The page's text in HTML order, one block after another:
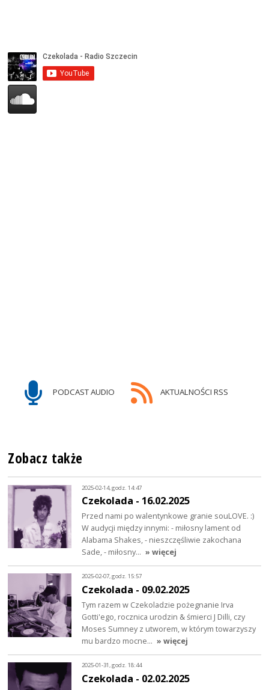
PODCAST AUDIO AKTUALNOŚCI RSS
Zobacz także
2025-02-14, godz. 14:47
Czekolada - 16.02.2025
Przed nami po walentynkowe granie souLOVE. :)
W audycji między innymi: - miłosny lament od
Alabama Shakes, - nieszczęśliwie zakochana
Sade, - miłosny… » więcej
2025-02-07, godz. 15:57
Czekolada - 09.02.2025
Tym razem w Czekoladzie pożegnanie Irva
Gotti'ego, rocznica urodzin & śmierci J Dilli, czy
Moses Sumney z utworem, w którym towarzyszy
mu bardzo mocne… » więcej
2025-01-31, godz. 18:44
Czekolada - 02.02.2025